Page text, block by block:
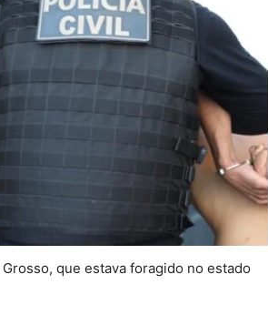
que estava foragido no estado